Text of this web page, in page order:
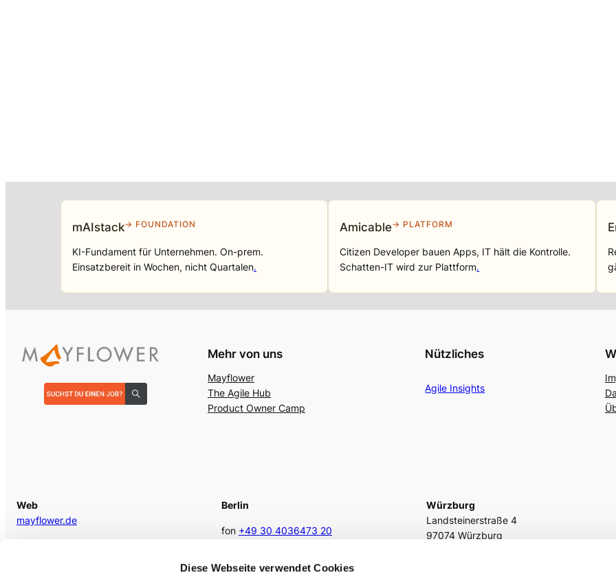
Diese Webseite verwendet Cookies
mAIstack→ FOUNDATION
KI-Fundament für Unternehmen. On-prem.
Einsatzbereit in Wochen, nicht Quartalen.
Amicable→ PLATFORM
Citizen Developer bauen Apps, IT hält die Kontrolle.
Schatten-IT wird zur Plattform.
Mehr von uns
Mayflower
The Agile Hub
Product Owner Camp
Nützliches
Agile Insights
Web
mayflower.de
Berlin
fon +49 30 4036473 20
Würzburg
Landsteinerstraße 4
97074 Würzburg